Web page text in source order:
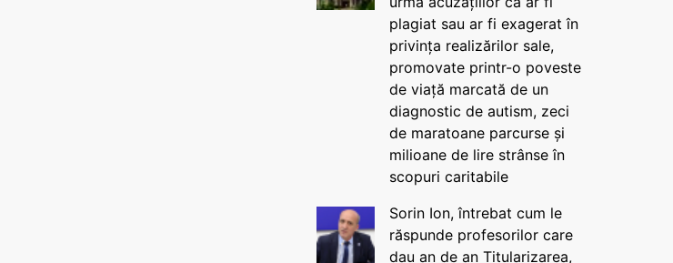
plagiat sau ar fi exagerat în
privința realizărilor sale,
promovate printr-o poveste
de viață marcată de un
diagnostic de autism, zeci
de maratoane parcurse și
milioane de lire strânse în
scopuri caritabile
Sorin Ion, întrebat cum le
răspunde profesorilor care
dau an de an Titularizarea,